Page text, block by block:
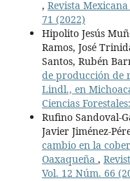
, Revista
71 (2022)
Hipolito Jesús
Ramos, José
Santos, Rubén
de producción de
Lindl., en
Ciencias
Rufino Sandoval-
Javier Jiménez-
cambio en la
Oaxaqueña ,
Vol. 12 Núm. 66